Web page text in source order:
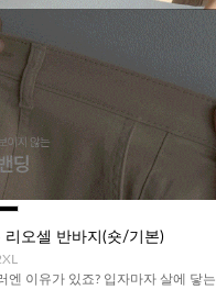
리오셀 반바지(숏/기본)
엔 이유가 있죠? 입자마자 살에 닿